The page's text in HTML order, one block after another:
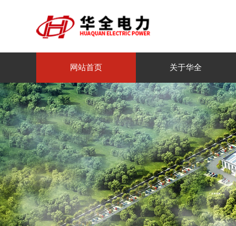
网站首页 关于华全